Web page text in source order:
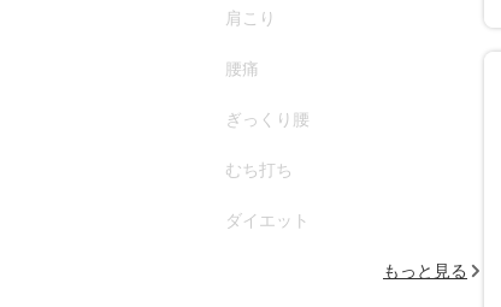
肩こり
腰痛
ぎっくり腰
むち打ち
ダイエット
もっと見る